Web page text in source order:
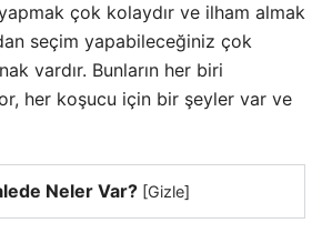
çok kolaydır ve ilham almak
seçim yapabileceğiniz çok
vardır. Bunların her biri
her koşucu için bir şeyler var ve
Neler Var? [Gizle]